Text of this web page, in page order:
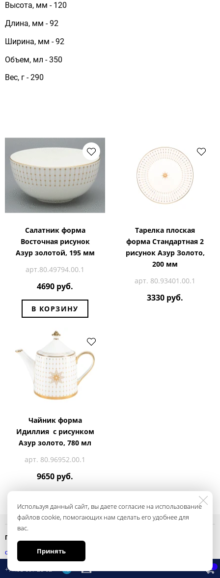
Высота, мм - 120
Длина, мм - 92
Ширина, мм - 92
Объем, мл - 350
Вес, г - 290
Салатник форма
Восточная рисунок
Азур золотой, 195 мм
арт.80.49794.00.1
4690 руб.
В КОРЗИНУ
Тарелка плоская
форма Стандартная 2
рисунок Азур Золото,
200 мм
арт. 80.93401.00.1
3330 руб.
Чайник форма
Идиллия с рисунком
Азур золото, 780 мл
арт. 80.96952.00.1
9650 руб.
Используя данный сайт, вы даете согласие на использование
файлов cookie, помогающих нам сделать его удобнее для
вас.
Принять
+7 495 697 28 62
Политика конфиденциальности
смотреть